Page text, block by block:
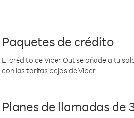
Paquetes de crédito
El crédito de Viber Out se añade a tu
con las tarifas bajas de Viber.
Planes de llamadas de